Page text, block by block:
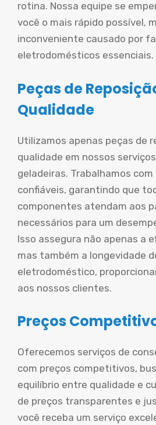
rotina. Nossa equipe se
você o mais rápido possível,
inconveniente causado por
eletrodomésticos essenciais.
Peças de
Qualidade
Utilizamos apenas peças de
qualidade em nossos
geladeiras. Trabalhamos
confiáveis, garantindo que
componentes atendam aos
necessários para um
Isso assegura não apenas a
mas também a longevidade
eletrodoméstico,
aos nossos clientes.
Preços
Oferecemos serviços de
com preços competitivos,
equilíbrio entre qualidade e
de preços transparentes e
você receba um serviço